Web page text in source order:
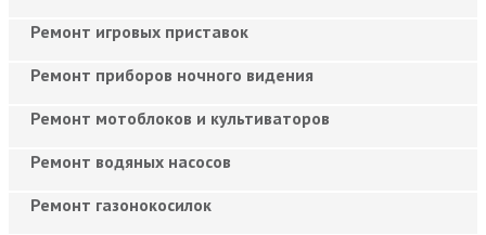
Ремонт игровых приставок
Ремонт приборов ночного видения
Ремонт мотоблоков и культиваторов
Ремонт водяных насосов
Ремонт газонокосилок